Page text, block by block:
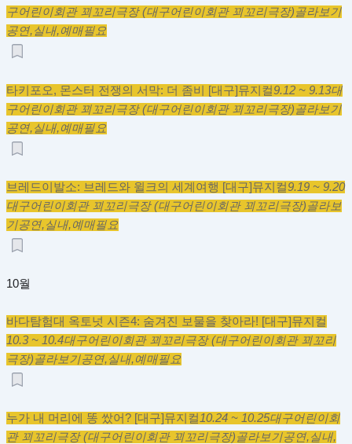
구어린이회관 꾀꼬리극장 (대구어린이회관 꾀꼬리극장)골라보기
공연,실내,예매필요
타키포오, 몬스터 전쟁의 서막: 더 좀비 [대구]뮤지컬9.12 ~ 9.13대
구어린이회관 꾀꼬리극장 (대구어린이회관 꾀꼬리극장)골라보기
공연,실내,예매필요
브레드이발소: 브레드와 윌크의 세계여행 [대구]뮤지컬9.19 ~ 9.20
대구어린이회관 꾀꼬리극장 (대구어린이회관 꾀꼬리극장)골라보
기공연,실내,예매필요
10월
바다탐험대 옥토넛 시즌4: 숨겨진 보물을 찾아라! [대구]뮤지컬
10.3 ~ 10.4대구어린이회관 꾀꼬리극장 (대구어린이회관 꾀꼬리
극장)골라보기공연,실내,예매필요
누가 내 머리에 똥 쌌어? [대구]뮤지컬 10.24 ~ 10.25대구어린이회
관 꾀꼬리극장 (대구어린이회관 꾀꼬리극장)골라보기공연,실내,